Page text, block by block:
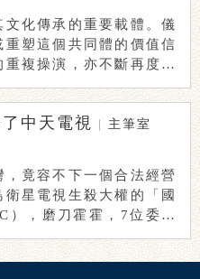
化傳承的重要載體。儀
塑這個共同體的價值信
複操演，亦不斷再度肯
中天電視
主筆室
竟容不下一個合法經營
星電視生殺大權的「國
），磨刀霍霍，7位委員